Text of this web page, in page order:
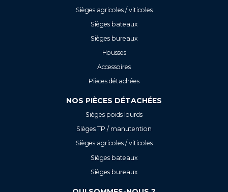
Sièges agricoles / viticoles
Sièges bateaux
Sièges bureaux
Housses
Accessoires
Pièces détachées
NOS PIÈCES DÉTACHÉES
Sièges poids lourds
Sièges TP / manutention
Sièges agricoles / viticoles
Sièges bateaux
Sièges bureaux